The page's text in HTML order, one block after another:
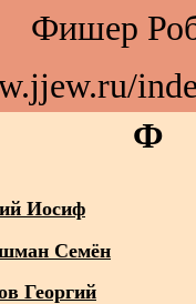
Фишер
Ф
Иосиф
Семён
Георгий